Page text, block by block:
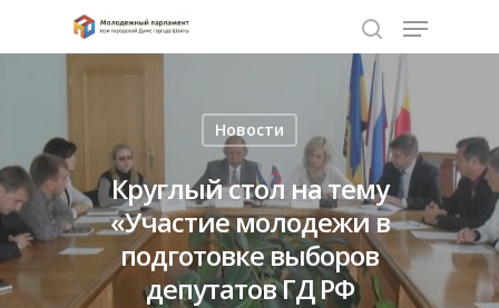
Нажмите Enter для поиска или ESC чтобы
закрыть
Новости
Круглый стол на тему
«Участие молодежи в
подготовке выборов
депутатов ГД РФ